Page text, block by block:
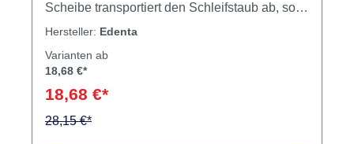
Scheibe transportiert den Schleifstaub ab, so
dass keine Verkantung erfolgen kann.Max.
Inhalt Scheibe
Hersteller: Edenta
Varianten ab
18,68 €*
18,68 €*
28,15 €*